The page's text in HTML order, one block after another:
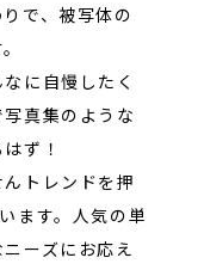
で、被写体の
に自慢したく
真集のような
ず！
トレンドを押
ます。人気の単
ーズにお応え